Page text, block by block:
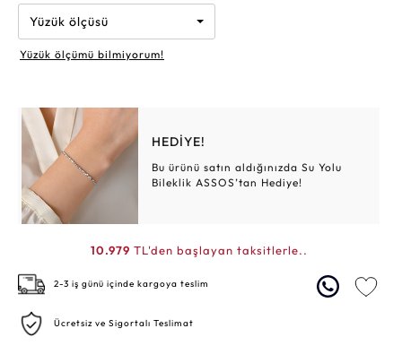
Yüzük ölçüsü
Yüzük ölçümü bilmiyorum!
HEDİYE!
Bu ürünü satın aldığınızda Su Yolu
Bileklik ASSOS’tan Hediye!
10.979 TL'den başlayan taksitlerle..
2-3 iş günü içinde kargoya teslim
Ücretsiz ve Sigortalı Teslimat